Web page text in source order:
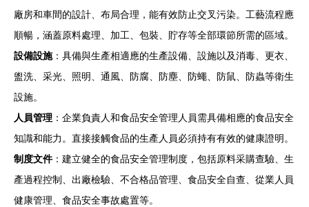
廠房和車間的設計、布局合理，能有效防止交叉污染。工藝流程應
順暢，涵蓋原料處理、加工、包裝、貯存等全部環節所需的區域。
設備設施：具備與生產相適應的生產設備、設施以及消毒、更衣、
盥洗、采光、照明、通風、防腐、防塵、防蠅、防鼠、防蟲等衛生
設施。
人員管理 ：企業負責人和食品安全管理人員需具備相應的食品安全
知識和能力。直接接觸食品的生產人員必須持有有效的健康證明。
制度文件：建立健全的食品安全管理制度，包括原料采購查驗、生
產過程控制、出廠檢驗、不合格品管理、食品安全自查、從業人員
健康管理、食品安全事故處置等。